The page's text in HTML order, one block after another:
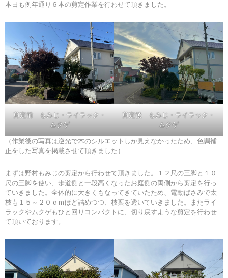
本日も例年通り６本の剪定作業を行わせて頂きました。
剪定前 もみじ・ライラック・
ムクゲ
剪定後 もみじ・ライラック・
ムクゲ
（作業後の写真は逆光で木のシルエットしか見えなかったため、色調補
正をした写真を掲載させて頂きました）
まずは野村もみじの剪定から行わせて頂きました。１２尺の三脚と１０
尺の三脚を使い、歩道側と一段高くなったお庭側の両側から剪定を行っ
ていきました。全体的に大きくもなってきていたため、電動ばさみで太
枝も１５～２０ｃｍほど詰めつつ、枝葉を透いていきました。またライ
ラックやムクゲもひと回りコンパクトに、切り戻すような剪定を行わせ
て頂いております。